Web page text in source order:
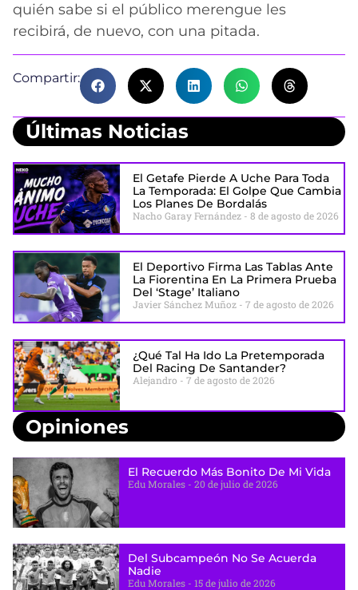
quién sabe si el público merengue les
recibirá, de nuevo, con una pitada.
Compartir:
Últimas Noticias
El Getafe Pierde A Uche Para Toda
La Temporada: El Golpe Que Cambia
Los Planes De Bordalás
Nacho Garay Fernández 8 de agosto de 2026
El Deportivo Firma Las Tablas Ante
La Fiorentina En La Primera Prueba
Del ‘stage’ Italiano
Javier Sánchez Muñoz 7 de agosto de 2026
¿Qué Tal Ha Ido La Pretemporada
Del Racing De Santander?
Alejandro 7 de agosto de 2026
Opiniones
El Recuerdo Más Bonito De Mi Vida
Edu Morales 20 de julio de 2026
Del Subcampeón No Se Acuerda
Nadie
Edu Morales 15 de julio de 2026